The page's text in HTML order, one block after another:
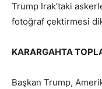
Trump Irak’taki
fotoğraf çektirmesi
KARARGAHTA
Başkan Trump,